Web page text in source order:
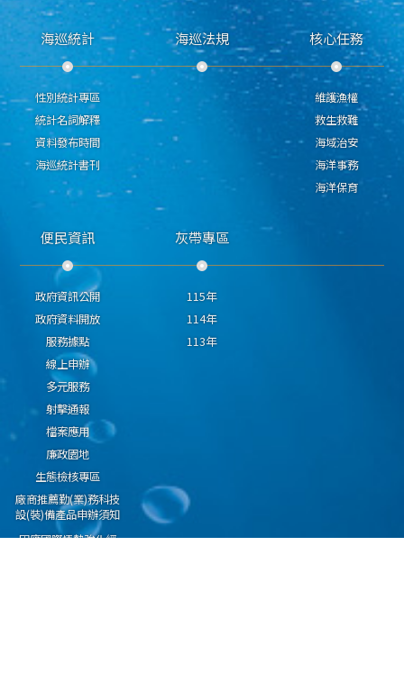
海巡統計
性別統計專區
統計名詞解釋
資料發布時間
海巡統計書刊
海巡法規 核心任務
維護漁權
救生救難
海域治安
海洋事務
海洋保育
便民資訊
政府資訊公開
政府資料開放
服務據點
線上申辦
多元服務
射擊通報
檔案應用
廉政園地
生態檢核專區
廠商推薦勤(業)務科技
設(裝)備產品申辦須知
因應國際情勢強化經
灰帶專區
115年
114年
113年